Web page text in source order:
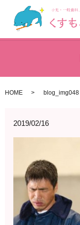
HOME blog_img048
2019/02/16